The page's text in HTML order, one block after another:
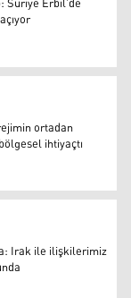
açıyor
ortadan
ihtiyaçtı
Irak ile ilişkilerimiz